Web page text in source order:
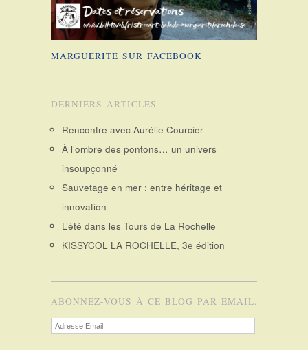
MARGUERITE SUR FACEBOOK
DERNIERS ARTICLES
Rencontre avec Aurélie Courcier
À l’ombre des pontons… un univers
insoupçonné
Sauvetage en mer : entre héritage et
innovation
L’été dans les Tours de La Rochelle
KISSYCOL LA ROCHELLE, 3e édition
ABONNEZ-VOUS À CE BLOG PAR EMAIL.
Adresse
Email